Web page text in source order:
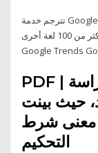
تترجم خدمة Google المجانية الكلمات والعبارات وصفحات الويب بين
الإنجليزية وأكثر من 100 لغة أخرى. See full list on massgeneral.org
Google Trends
PDF | ملخــــــــص تتناول الدراسة
حيث بينت
معنى شرط
التحكيم